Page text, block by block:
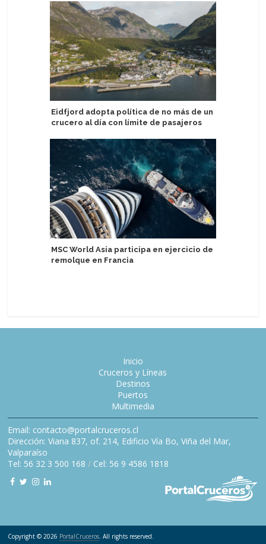
Eidfjord adopta política de no más de un
crucero al día con límite de pasajeros
MSC World Asia participa en ejercicio de
remolque en Francia
Inicio
Cruceros y Líneas
Destinos
Puertos
Multimedia
Email: contacto@portalcruceros.cl
Dirección: Viana 837, of. 214, Edificio Vía Bo, Viña del Mar,
Valparaíso
Tel: 56 32 3 500 168 / Cel: 56 9 4586 1818
Copyright © 2026 PortalCruceros. All rights reserved.